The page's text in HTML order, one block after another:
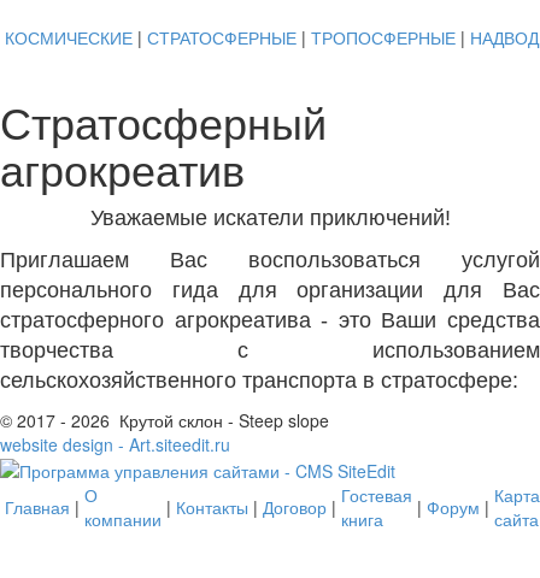
КОСМИЧЕСКИЕ | СТРАТОСФЕРНЫЕ | ТРОПОСФЕРНЫЕ |
Стратосферный
агрокреатив
Уважаемые искатели приключений!
Приглашаем Вас воспользоваться услугой
персонального гида для организации для Вас
стратосферного агрокреатива - это Ваши средства
творчества с использованием
сельскохозяйственного транспорта в стратосфере:
© 2017 - 2026 Крутой склон - Steep slope
website design - Art.siteedit.ru
Главная | О
компании | Контакты | Договор | Гостевая
книга
| Форум | Карта
сайта